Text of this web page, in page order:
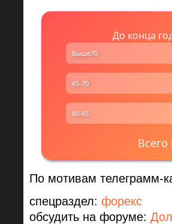
До конца
Выше70
65-70
60-65
По мотивам телеграмм-
спецраздел: форекс
обсудить на форуме: